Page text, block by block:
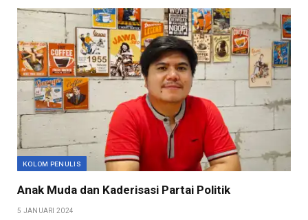
KOLOM PENULIS
Anak Muda dan Kaderisasi Partai Politik
5 JANUARI 2024